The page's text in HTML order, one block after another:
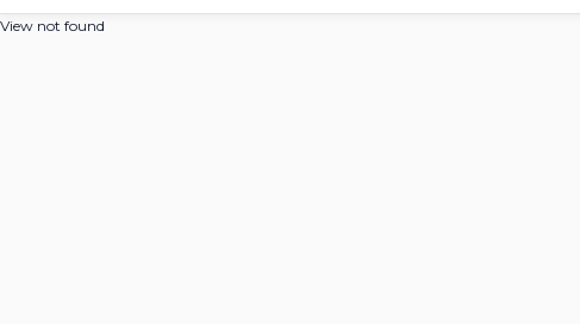
View not found